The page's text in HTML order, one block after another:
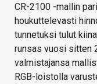
CR-2100 -mallin
houkuttelevasti
tunnetuksi tulut
runsas vuosi sitten
valmistajansa
RGB-loistolla